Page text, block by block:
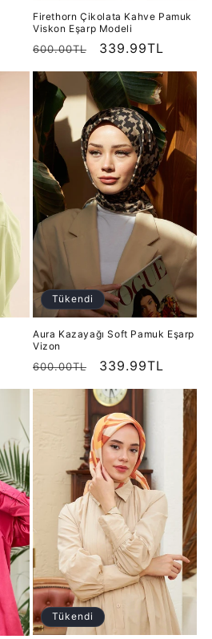
Firethorn Çikolata Kahve Pamuk
Viskon Eşarp Modeli
Normal
600.00TL
İndirimli
339.99TL
Tükendi
Aura Kazayağı Soft Pamuk Eşarp
Vizon
Normal
fiyat
600.00TL
İndirimli
fiyat
339.99TL
Tükendi